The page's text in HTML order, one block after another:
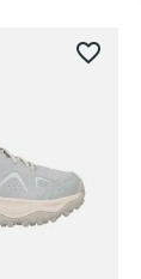
favorite_border